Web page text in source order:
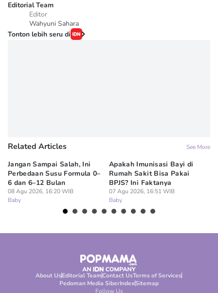
Editorial Team
Editor
Wahyuni Sahara
Tonton lebih seru di
Related Articles See More
Jangan Sampai Salah, Ini
Perbedaan Susu Formula 0–
6 dan 6–12 Bulan
08 Agu 2026, 16:20 WIB
Baby
Apakah Imunisasi Bayi di
Rumah Sakit Bisa Pakai
BPJS? Ini Faktanya
07 Agu 2026, 16:51 WIB
Baby
About UsEditorial TeamContact UsTerms of Services
Pedoman Media SiberIndexSitemap
Follow Us